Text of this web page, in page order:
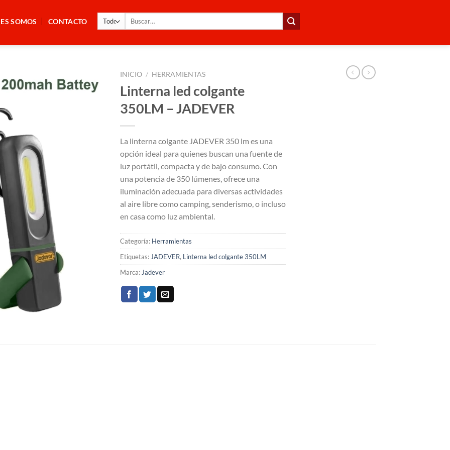
SOMOS CONTACTO
Buscar
INICIO / HERRAMIENTAS
Linterna led colgante
350LM – JADEVER
La linterna colgante JADEVER 350 lm es una
opción ideal para quienes buscan una fuente de
luz portátil, compacta y de bajo consumo. Con
una potencia de 350 lúmenes, ofrece una
iluminación adecuada para diversas actividades
al aire libre como camping, senderismo, o incluso
en casa como luz ambiental.
Categoría: Herramientas
Etiquetas: JADEVER, Linterna led colgante 350LM
Marca: Jadever